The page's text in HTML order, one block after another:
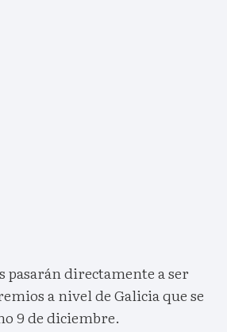
pasarán directamente a ser
a nivel de Galicia que se
9 de diciembre.